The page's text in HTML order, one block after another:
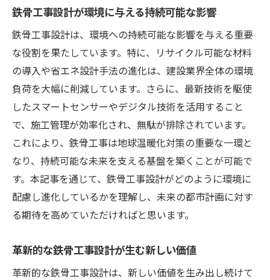
鉄骨工事設計が環境に与える持続可能な影響
鉄骨工事設計は、環境への持続可能な影響を与える重要
な役割を果たしています。特に、リサイクル可能な材料
の導入や省エネ設計手法の進化は、建設業界全体の環境
負荷を大幅に削減しています。さらに、最新技術を駆使
したスマートセンサーやデジタル技術を活用すること
で、施工管理が効率化され、無駄が排除されています。
これにより、鉄骨工事は地球温暖化対策の重要な一環と
なり、持続可能な未来を支える基盤を築くことが可能で
す。本記事を通じて、鉄骨工事設計がどのように環境に
配慮し進化しているかを理解し、未来の都市計画に対す
る期待を高めていただければと思います。
革新的な鉄骨工事設計が生む新しい価値
革新的な鉄骨工事設計は、新しい価値を生み出し続けて